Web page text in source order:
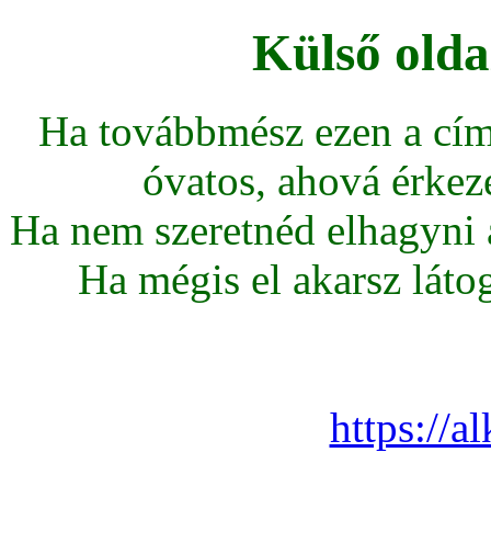
Külső
Ha továbbmész ezen a
óvatos, ahová
Ha nem szeretnéd
Ha mégis el akarsz
https://